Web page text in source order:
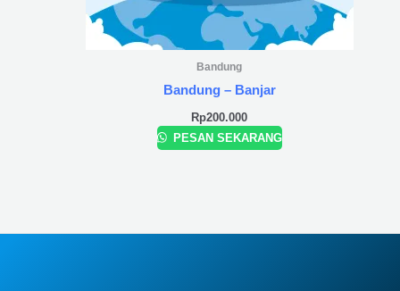
Bandung
Bandung – Banjar
Rp200.000
PESAN SEKARANG